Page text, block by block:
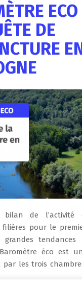
DE
bilan de l’activité
pour le
tendances
éco est
par les trois